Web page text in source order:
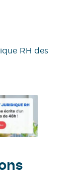
RH des